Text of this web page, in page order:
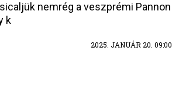
nemrég a veszprémi Pannon
k
2025. JANUÁR 20. 09:00